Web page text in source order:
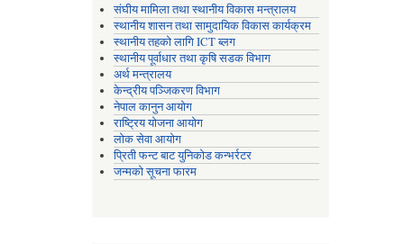
संघीय मामिला तथा स्थानीय विकास मन्त्रालय
स्थानीय शासन तथा सामुदायिक विकास कार्यक्रम
स्थानीय तहको लागि ICT ब्लग
स्थानीय पूर्वाधार तथा कृषि सडक विभाग
अर्थ मन्त्रालय
केन्द्रीय पञ्जिकरण विभाग
नेपाल कानुन आयोग
राष्ट्रिय योजना आयोग
लोक सेवा आयोग
प्रिती फन्ट बाट युनिकोड कन्भर्रटर
जन्मको सूचना फारम